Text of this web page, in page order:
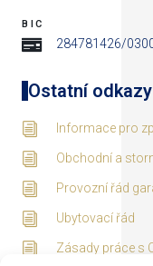
BIC
284781426/
Ostatní odkazy
Informace pro
Obchodní a
Provozní řád
Ubytovací řád
Zásady práce s